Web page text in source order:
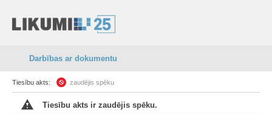
Darbības ar dokumentu
Tiesību akts: zaudējis spēku
Tiesību akts ir zaudējis spēku.